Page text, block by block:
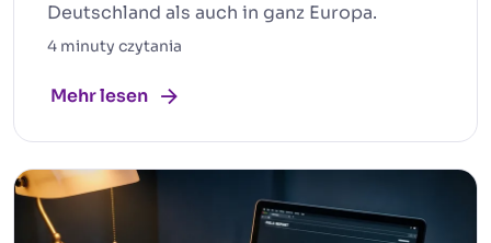
Deutschland als auch in ganz Europa.
4 minuty czytania
Mehr lesen